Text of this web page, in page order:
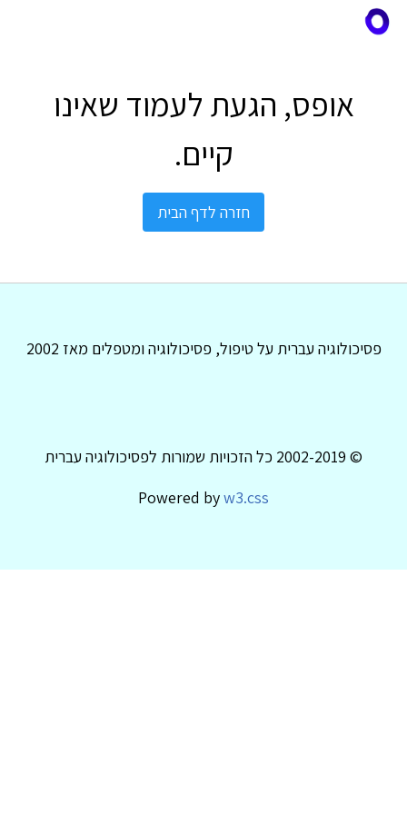
אופס, הגעת לעמוד שאינו
קיים.
חזרה לדף הבית
פסיכולוגיה עברית על טיפול, פסיכולוגיה ומטפלים מאז 2002
© 2002-2019 כל הזכויות שמורות לפסיכולוגיה עברית
Powered byw3.css